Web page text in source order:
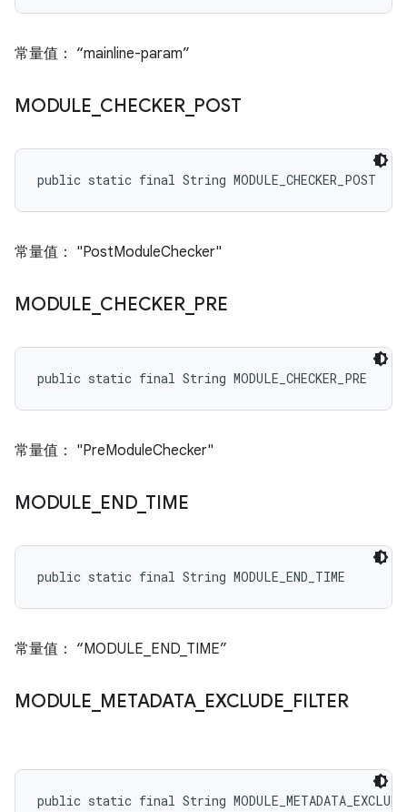
常量值： “mainline-param”
MODULE CHECKER_ POST
public static final String MODULE_CHECKER_POST
常量值： "PostModuleChecker"
MODULE CHECKER_ PRE
public static final String MODULE_CHECKER_PRE
常量值： "PreModuleChecker"
MODULE END_ TIME
public static final String MODULE_END_TIME
常量值： “MODULE_END_TIME”
MODULE METADATA_ EXCLUDE FILTER
public static final String